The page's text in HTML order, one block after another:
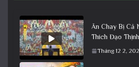
Ăn Chay Bị Cả
Thích Đạo Thịnh
Tháng 12 2,